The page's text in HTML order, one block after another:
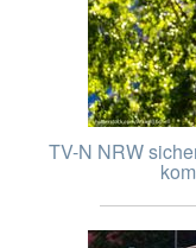
TV-N NRW